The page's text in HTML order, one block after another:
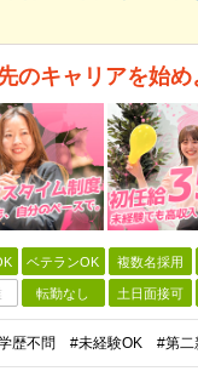
のキャリアを始め
ベテランOK 複数名採用
転勤なし 土日面接可